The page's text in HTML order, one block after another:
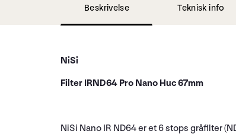
Beskrivelse Teknisk info
NiSi
Filter IRND64 Pro Nano Huc 67mm
NiSi Nano IR ND64 er et 6 stops gråfilter